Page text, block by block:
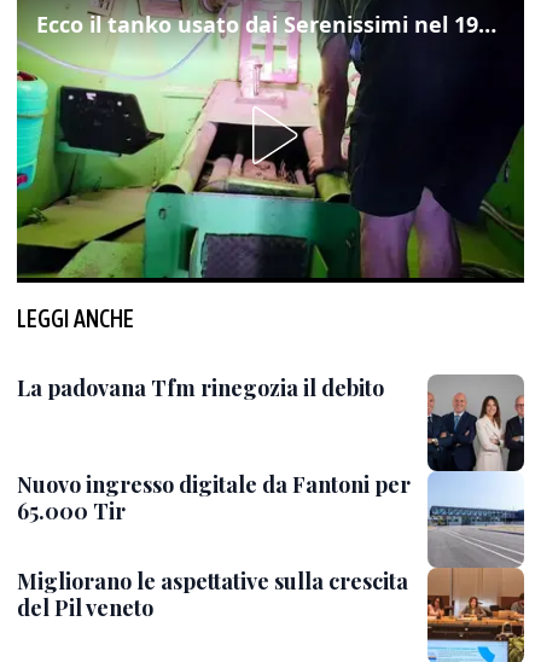
Ecco il tanko usato dai Serenissimi nel 1997 per il blitz a San Marco
LEGGI ANCHE
La padovana Tfm rinegozia il debito
Nuovo ingresso digitale da Fantoni per
65.000 Tir
Migliorano le aspettative sulla crescita
del Pil veneto